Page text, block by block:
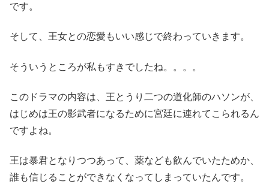
です。
そして、王女との恋愛もいい感じで終わっていきます。
そういうところが私もすきでしたね。。。。
このドラマの内容は、王とうり二つの道化師のハソンが、
はじめは王の影武者になるために宮廷に連れてこられるん
ですよね。
王は暴君となりつつあって、薬なども飲んでいたためか、
誰も信じることができなくなってしまっていたんです。